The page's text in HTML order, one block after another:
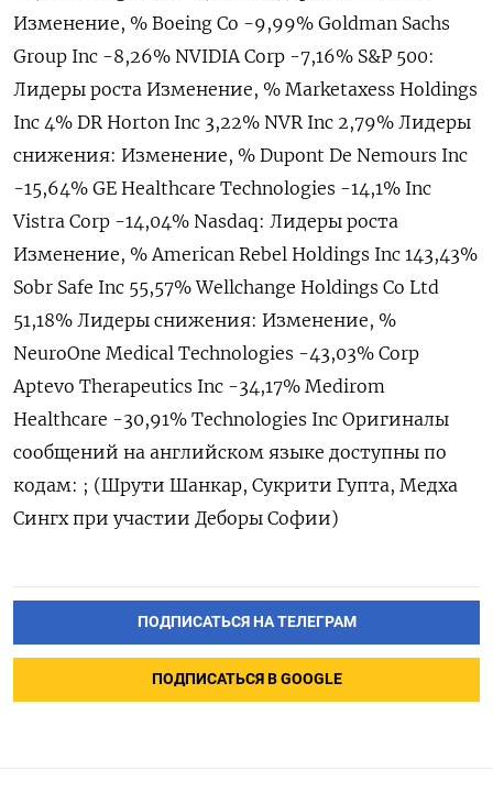
Изменение, % Boeing Co -9,99% Goldman Sachs
Group Inc -8,26% NVIDIA Corp -7,16% S&P 500:
Лидеры роста Изменение, % Marketaxess Holdings
Inc 4% DR Horton Inc 3,22% NVR Inc 2,79% Лидеры
снижения: Изменение, % Dupont De Nemours Inc
-15,64% GE Healthcare Technologies -14,1% Inc
Vistra Corp -14,04% Nasdaq: Лидеры роста
Изменение, % American Rebel Holdings Inc 143,43%
Sobr Safe Inc 55,57% Wellchange Holdings Co Ltd
51,18% Лидеры снижения: Изменение, %
NeuroOne Medical Technologies -43,03% Corp
Aptevo Therapeutics Inc -34,17% Medirom
Healthcare -30,91% Technologies Inc Оригиналы
сообщений на английском языке доступны по
кодам: ; (Шрути Шанкар, Сукрити Гупта, Медха
Сингх при участии Деборы Софии)
ПОДПИСАТЬСЯ НА ТЕЛЕГРАМ
ПОДПИСАТЬСЯ В GOOGLE